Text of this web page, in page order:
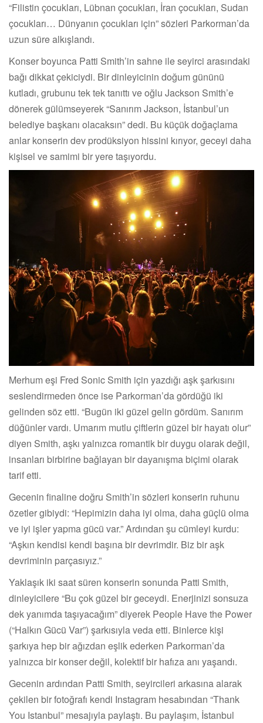
“Filistin çocukları, Lübnan çocukları, İran çocukları, Sudan
çocukları… Dünyanın çocukları için” sözleri Parkorman’da
uzun süre alkışlandı.
Konser boyunca Patti Smith’in sahne ile seyirci arasındaki
bağı dikkat çekiciydi. Bir dinleyicinin doğum gününü
kutladı, grubunu tek tek tanıttı ve oğlu Jackson Smith’e
dönerek gülümseyerek “Sanırım Jackson, İstanbul’un
belediye başkanı olacaksın” dedi. Bu küçük doğaçlama
anlar konserin dev prodüksiyon hissini kırıyor, geceyi daha
kişisel ve samimi bir yere taşıyordu.
Merhum eşi Fred Sonic Smith için yazdığı aşk şarkısını
seslendirmeden önce ise Parkorman’da gördüğü iki
gelinden söz etti. “Bugün iki güzel gelin gördüm. Sanırım
düğünler vardı. Umarım mutlu çiftlerin güzel bir hayatı olur”
diyen Smith, aşkı yalnızca romantik bir duygu olarak değil,
insanları birbirine bağlayan bir dayanışma biçimi olarak
tarif etti.
Gecenin finaline doğru Smith’in sözleri konserin ruhunu
özetler gibiydi: “Hepimizin daha iyi olma, daha güçlü olma
ve iyi işler yapma gücü var.” Ardından şu cümleyi kurdu:
“Aşkın kendisi kendi başına bir devrimdir. Biz bir aşk
devriminin parçasıyız.”
Yaklaşık iki saat süren konserin sonunda Patti Smith,
dinleyicilere “Bu çok güzel bir geceydi. Enerjinizi sonsuza
dek yanımda taşıyacağım” diyerek People Have the Power
(“Halkın Gücü Var”) şarkısıyla veda etti. Binlerce kişi
şarkıya hep bir ağızdan eşlik ederken Parkorman’da
yalnızca bir konser değil, kolektif bir hafıza anı yaşandı.
Gecenin ardından Patti Smith, seyircileri arkasına alarak
çekilen bir fotoğrafı kendi Instagram hesabından “Thank
You Istanbul” mesajıyla paylaştı. Bu paylaşım, İstanbul